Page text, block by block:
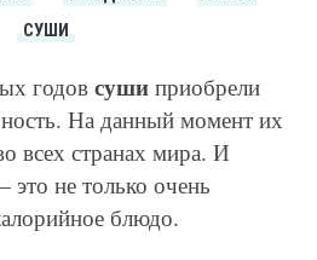
СУШИ
годов сушиприобрели
На данный момент их
всех странах мира. И
не только очень
блюдо.